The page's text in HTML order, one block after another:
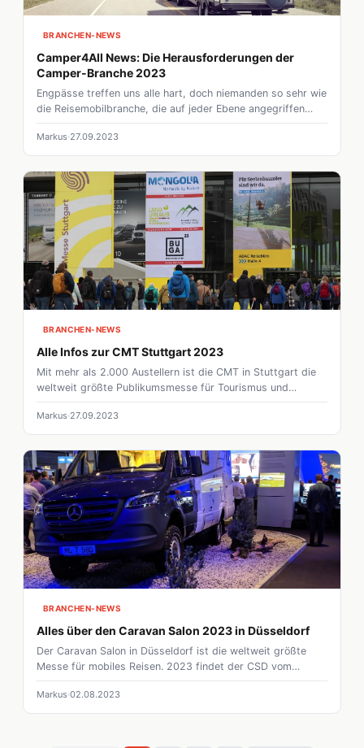
BRANCHEN-NEWS
Camper4All News: Die Herausforderungen der
Camper-Branche 2023
Engpässe treffen uns alle hart, doch niemanden so sehr wie
die Reisemobilbranche, die auf jeder Ebene angegriffen
wird. Wie die aktuelle Situation für die Camper und Caravan
Branche 2023 aus Sicht des CIVD aussieht, haben wir hier
für euch zusammengefasst.
Markus 27.09.2023
BRANCHEN-NEWS
Alle Infos zur CMT Stuttgart 2023
Mit mehr als 2.000 Austellern ist die CMT in Stuttgart die
weltweit größte Publikumsmesse für Tourismus und
Freizeit. Im Jahr 2022 findet die Messe vom 15. bis zum
23. Januar statt. In unserem Newsfeed findet ihr alle
wichtigen Informationen zur Messe.
Markus 27.09.2023
BRANCHEN-NEWS
Alles über den Caravan Salon 2023 in Düsseldorf
Der Caravan Salon in Düsseldorf ist die weltweit größte
Messe für mobiles Reisen. 2023 findet der CSD vom
25.08.2023 - 03.09.2023 statt
Markus 02.08.2023